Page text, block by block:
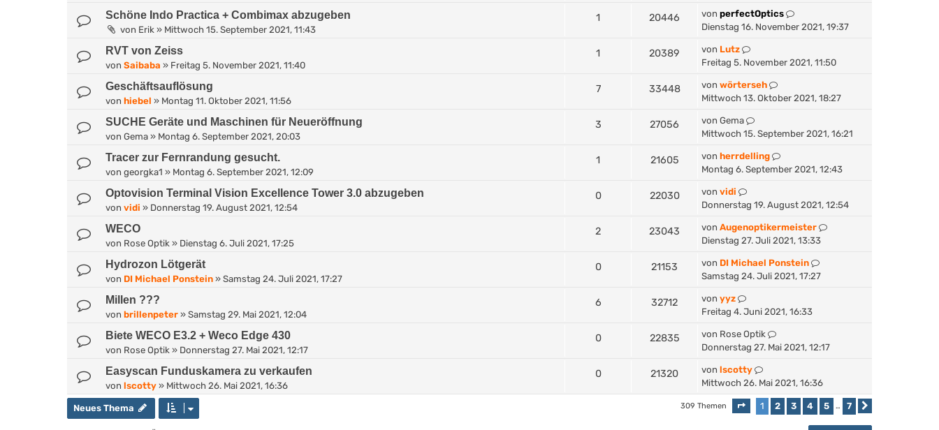
Schöne Indo Practica + Combimax abzugeben
von Erik » Mittwoch 15. September 2021, 11:43
1 20446 von perfectOptics
Dienstag 16. November 2021, 19:37
RVT von Zeiss
von Saibaba » Freitag 5. November 2021, 11:40
1 20389 von Lutz
Freitag 5. November 2021, 11:50
Geschäftsauflösung
von hiebel » Montag 11. Oktober 2021, 11:56
7 33448 von wörterseh
Mittwoch 13. Oktober 2021, 18:27
SUCHE Geräte und Maschinen für Neueröffnung
von Gema » Montag 6. September 2021, 20:03
3 27056 von Gema
Mittwoch 15. September 2021, 16:21
Tracer zur Fernrandung gesucht.
von georgka1 » Montag 6. September 2021, 12:09
1 21605 von herrdelling
Montag 6. September 2021, 12:43
Optovision Terminal Vision Excellence Tower 3.0 abzugeben
von vidi » Donnerstag 19. August 2021, 12:54
0 22030 von vidi
Donnerstag 19. August 2021, 12:54
WECO
von Rose Optik » Dienstag 6. Juli 2021, 17:25
2 23043 von Augenoptikermeister
Dienstag 27. Juli 2021, 13:33
Hydrozon Lötgerät
von DI Michael Ponstein » Samstag 24. Juli 2021, 17:27
0 21153 von DI Michael Ponstein
Samstag 24. Juli 2021, 17:27
Millen ???
von brillenpeter » Samstag 29. Mai 2021, 12:04
6 32712 von yyz
Freitag 4. Juni 2021, 16:33
Biete WECO E3.2 + Weco Edge 430
von Rose Optik » Donnerstag 27. Mai 2021, 12:17
0 22835 von Rose Optik
Donnerstag 27. Mai 2021, 12:17
Easyscan Funduskamera zu verkaufen
von lscotty » Mittwoch 26. Mai 2021, 16:36
0 21320 von lscotty
Mittwoch 26. Mai 2021, 16:36
Neues Thema 309 Themen Seite 1von
1 2 3 4 5 … 7